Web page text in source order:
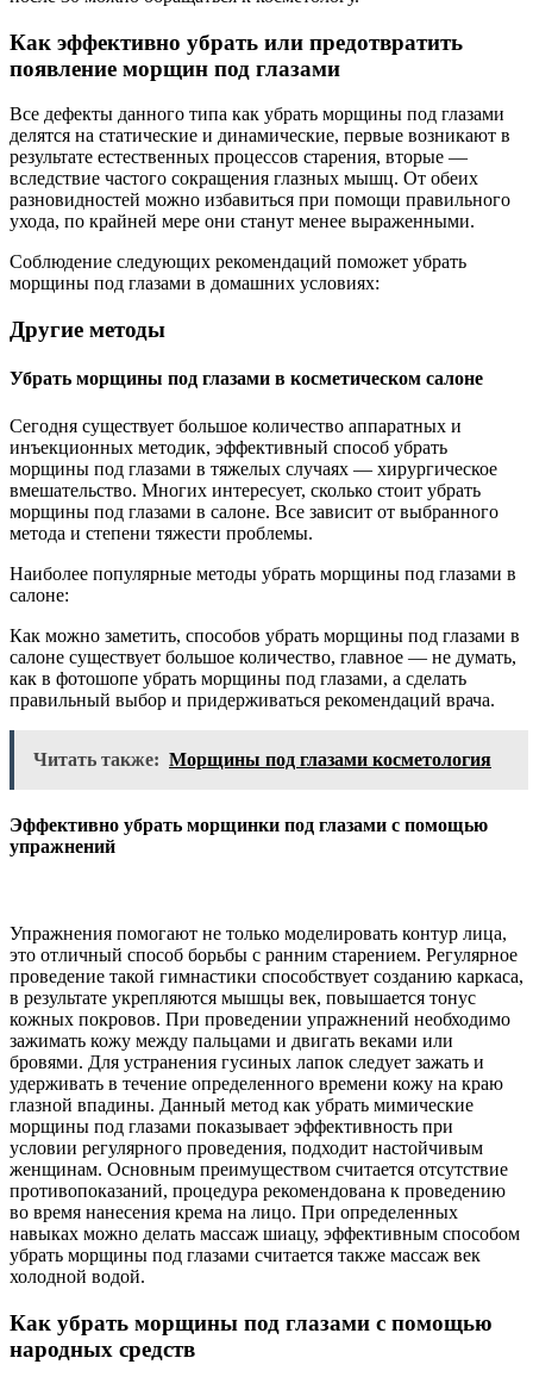
Как эффективно убрать или предотвратить
появление морщин под глазами
Все дефекты данного типа как убрать морщины под глазами
делятся на статические и динамические, первые возникают в
результате естественных процессов старения, вторые —
вследствие частого сокращения глазных мышц. От обеих
разновидностей можно избавиться при помощи правильного
ухода, по крайней мере они станут менее выраженными.
Соблюдение следующих рекомендаций поможет убрать
морщины под глазами в домашних условиях:
Другие методы
Убрать морщины под глазами в косметическом салоне
Сегодня существует большое количество аппаратных и
инъекционных методик, эффективный способ убрать
морщины под глазами в тяжелых случаях — хирургическое
вмешательство. Многих интересует, сколько стоит убрать
морщины под глазами в салоне. Все зависит от выбранного
метода и степени тяжести проблемы.
Наиболее популярные методы убрать морщины под глазами в
салоне:
Как можно заметить, способов убрать морщины под глазами в
салоне существует большое количество, главное — не думать,
как в фотошопе убрать морщины под глазами, а сделать
правильный выбор и придерживаться рекомендаций врача.
Читать также: Морщины под глазами косметология
Эффективно убрать морщинки под глазами с помощью
упражнений
Упражнения помогают не только моделировать контур лица,
это отличный способ борьбы с ранним старением. Регулярное
проведение такой гимнастики способствует созданию каркаса,
в результате укрепляются мышцы век, повышается тонус
кожных покровов. При проведении упражнений необходимо
зажимать кожу между пальцами и двигать веками или
бровями. Для устранения гусиных лапок следует зажать и
удерживать в течение определенного времени кожу на краю
глазной впадины. Данный метод как убрать мимические
морщины под глазами показывает эффективность при
условии регулярного проведения, подходит настойчивым
женщинам. Основным преимуществом считается отсутствие
противопоказаний, процедура рекомендована к проведению
во время нанесения крема на лицо. При определенных
навыках можно делать массаж шиацу, эффективным способом
убрать морщины под глазами считается также массаж век
холодной водой.
Как убрать морщины под глазами с помощью
народных средств